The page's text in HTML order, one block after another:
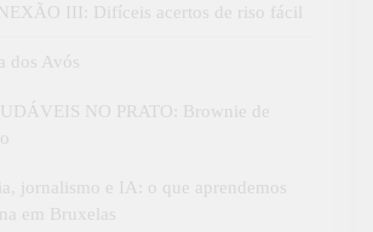
III: Difíceis acertos de riso fácil
dos Avós
NO PRATO: Brownie de
jornalismo e IA: o que aprendemos
em Bruxelas